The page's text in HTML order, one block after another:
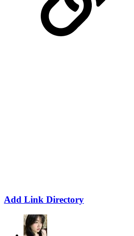
Add Link Directory